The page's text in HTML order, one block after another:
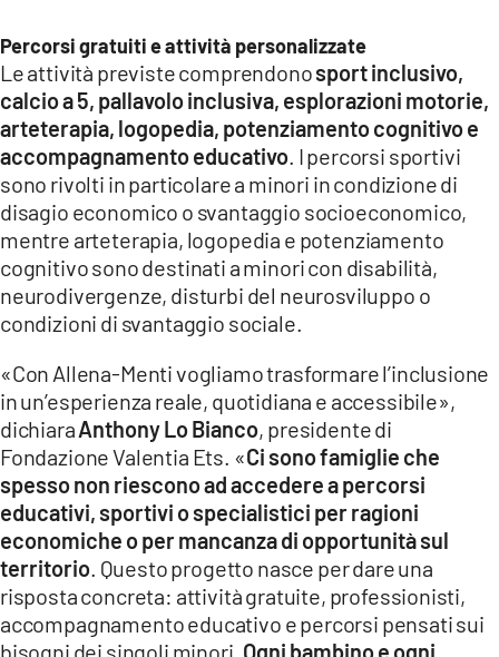
Percorsi gratuiti e attività personalizzate
Le attività previste comprendonosport inclusivo,
calcio a 5, pallavolo inclusiva, esplorazioni motorie,
arteterapia, logopedia, potenziamento cognitivo e
accompagnamento educativo . I percorsi sportivi
sono rivolti in particolare a minori in condizione di
disagio economico o svantaggio socioeconomico,
mentre arteterapia, logopedia e potenziamento
cognitivo sono destinati a minori con disabilità,
neurodivergenze, disturbi del neurosviluppo o
condizioni di svantaggio sociale.
«Con Allena-Menti vogliamo trasformare l’inclusione
in un’esperienza reale, quotidiana e accessibile»,
dichiaraAnthony Lo Bianco, presidente di
Fondazione Valentia Ets. «Ci sono famiglie che
spesso non riescono ad accedere a percorsi
educativi, sportivi o specialistici per ragioni
economiche o per mancanza di opportunità sul
territorio . Questo progetto nasce per dare una
risposta concreta: attività gratuite, professionisti,
accompagnamento educativo e percorsi pensati sui
bisogni dei singoli minori. Ogni bambino e ogni